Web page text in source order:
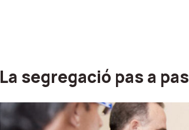
La segregació pas a pas